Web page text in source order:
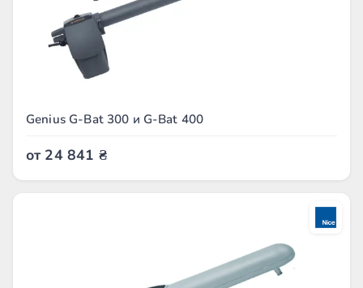
Genius G-Bat 300 и G-Bat 400
от 24 841 ₴